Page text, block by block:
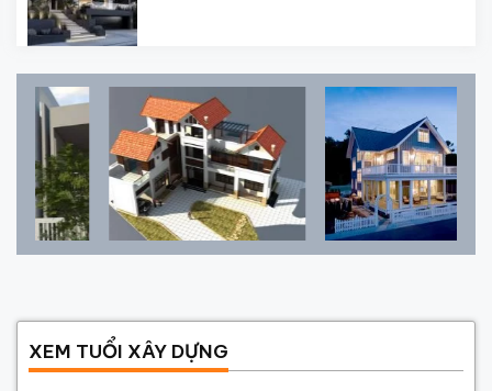
XEM TUỔI XÂY DỰNG